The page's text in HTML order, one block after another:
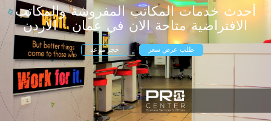
أحدث خدمات المكاتب المفروشة والمكاتب
الافتراضية متاحة الان في عمان - الاردن
حجر موعد طلب عرض سعر